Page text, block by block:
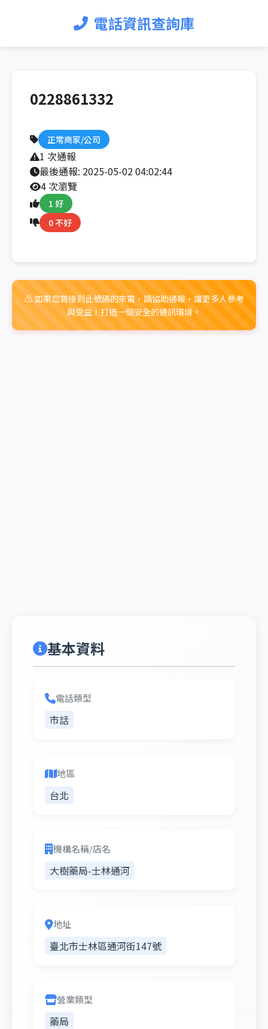
電話資訊查詢庫
0228861332
正常商家/公司
1 次通報
最後通報: 2025-05-02 04:02:44
4 次瀏覽
1 好
0 不好
⚠️ 如果您曾接到此號碼的來電，請協助通報，讓更多人參考
與受益！打造一個安全的通訊環境。
基本資料
電話類型
市話
地區
台北
機構名稱/店名
大樹藥局-士林通河
地址
臺北市士林區通河街147號
營業類型
藥局